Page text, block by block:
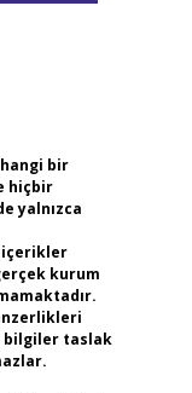
bir
hiçbir
yalnızca
içerikler
kurum
bilgiler taslak